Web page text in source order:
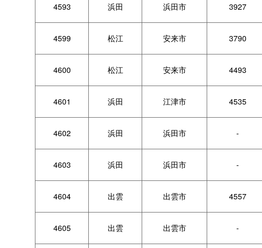
4593 浜田 浜田市 3927
4599 松江 安来市 3790
4600 松江 安来市 4493
4601 浜田 江津市 4535
4602 浜田 浜田市 -
4603 浜田 浜田市 -
4604 出雲 出雲市 4557
4605 出雲 出雲市 -